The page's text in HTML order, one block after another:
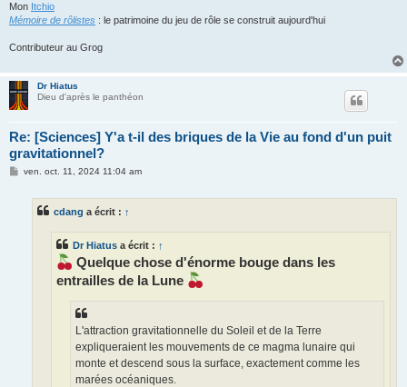
Mon Itchio
Mémoire de rôlistes : le patrimoine du jeu de rôle se construit aujourd'hui
Contributeur au Grog
Dr Hiatus
Dieu d'après le panthéon
Re: [Sciences] Y'a t-il des briques de la Vie au fond d'un puit
gravitationnel?
Mven. oct. 11, 2024 11:04 am
cdang a écrit : ↑
Dr Hiatus a écrit : ↑
Quelque chose d'énorme bouge dans les
entrailles de la Lune
L'attraction gravitationnelle du Soleil et de la Terre
expliqueraient les mouvements de ce magma lunaire qui
monte et descend sous la surface, exactement comme les
marées océaniques.